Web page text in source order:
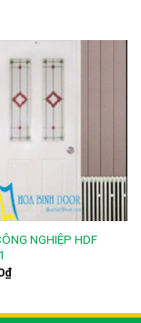
NGHIỆP HDF
₫